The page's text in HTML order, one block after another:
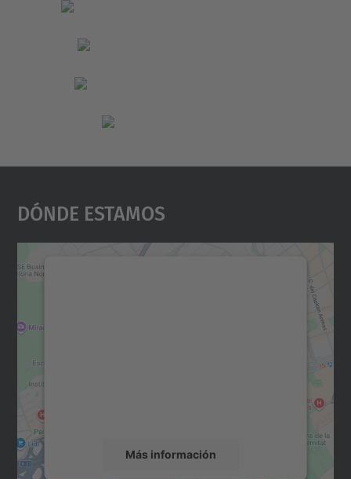
Dónde Estamos
Más información